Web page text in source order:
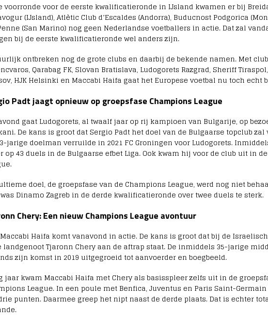
voorronde voor de eerste kwalificatieronde in IJsland kwamen er bij
(IJsland), Atlètic Club d’Escaldes (Andorra), Buducnost Podgorica
(San Marino) nog geen Nederlandse voetballers in actie. Dat zal
bij de eerste kwalificatieronde wel anders zijn.
ontbreken nog de grote clubs en daarbij de bekende namen. Met
Qarabag FK, Slovan Bratislava, Ludogorets Razgrad, Sheriff Tiraspol,
HJK Helsinki en Maccabi Haifa gaat het Europese voetbal nu toch echt
Padt jaagt opnieuw op groepsfase Champions League
gaat Ludogorets, al twaalf jaar op rij kampioen van Bulgarije, op
De kans is groot dat Sergio Padt het doel van de Bulgaarse topclub zal
jarige doelman verruilde in 2021 FC Groningen voor Ludogorets.
op 43 duels in de Bulgaarse efbet Liga. Ook kwam hij voor de club uit in
doel, de groepsfase van de Champions League, werd nog niet
Dinamo Zagreb in de derde kwalificatieronde over twee duels te sterk.
Chery: Een nieuw Champions League avontuur
Haifa komt vanavond in actie. De kans is groot dat bij de
landgenoot Tjaronn Chery aan de aftrap staat. De inmiddels 35-jarige
zijn komst in 2019 uitgegroeid tot aanvoerder en boegbeeld.
jaar kwam Maccabi Haifa met Chery als basisspleer zelfs uit in de
League. In een poule met Benfica, Juventus en Paris Saint-
punten. Daarmee greep het nipt naast de derde plaats. Dat is echter